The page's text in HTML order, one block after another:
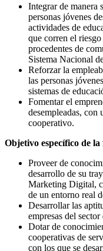
Integrar de manera
personas jóvenes
actividades de
que corren el
procedentes de
Sistema Nacional
Reforzar la
las personas
sistemas de
Fomentar el
desempleadas, con
cooperativo.
Objetivo específico de
Proveer de
desarrollo de su
Marketing Digital,
de un entorno real
Desarrollar las
empresas del
Dotar de
cooperativas de
con los que se